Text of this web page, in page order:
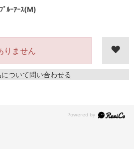
ﾞﾙｰｱｰｽ(M)
りません
ついて問い合わせる